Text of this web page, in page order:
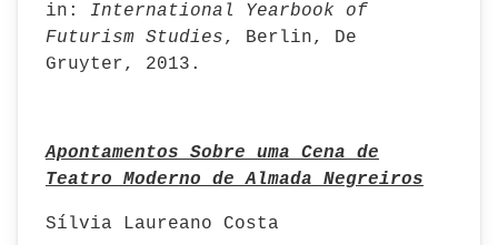
in: International Yearbook of
Futurism Studies, Berlin, De
Gruyter, 2013.
Apontamentos Sobre uma Cena de
Teatro Moderno de Almada Negreiros
Sílvia Laureano Costa